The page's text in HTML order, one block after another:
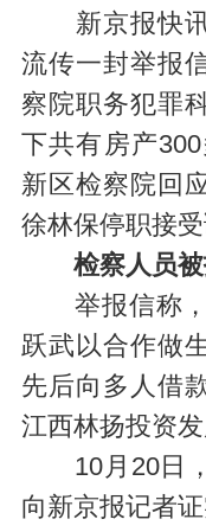
新京报快讯
流传一封举报
察院职务犯罪
下共有房产
新区检察院回
徐林保停职接受
检察人员被
举报信称，
跃武以合作做
先后向多人借
江西林扬投资发
10月20日，
向新京报记者